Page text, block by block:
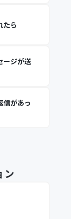
たら
ージが送
信があっ
ン